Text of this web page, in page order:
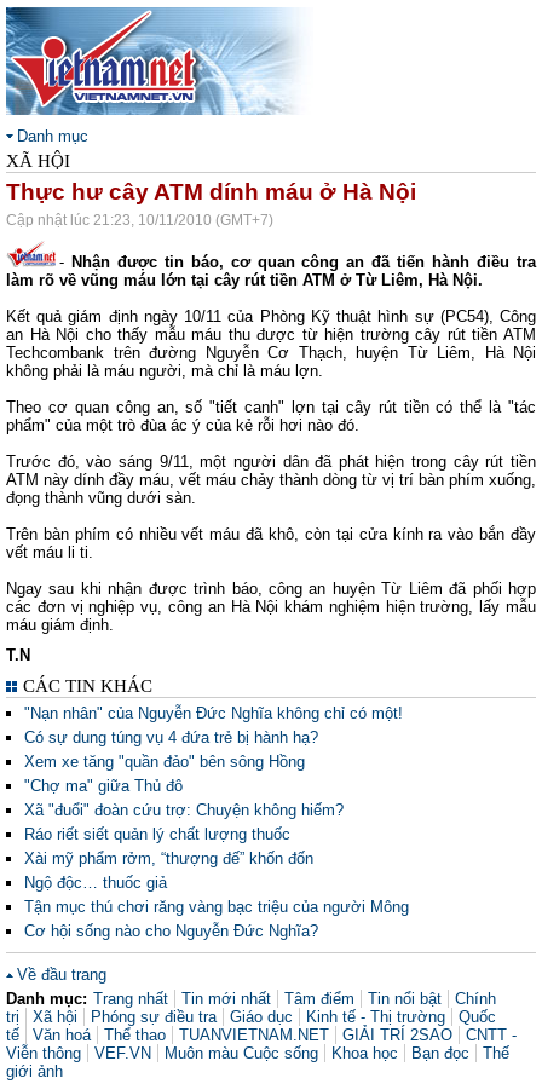
Danh mục
XÃ HỘI
Thực hư cây ATM dính máu ở Hà Nội
Cập nhật lúc 21:23, 10/11/2010 (GMT+7)
- Nhận được tin báo, cơ quan công an đã tiến hành điều tra
làm rõ về vũng máu lớn tại cây rút tiền ATM ở Từ Liêm, Hà Nội.
Kết quả giám định ngày 10/11 của Phòng Kỹ thuật hình sự (PC54), Công
an Hà Nội cho thấy mẫu máu thu được từ hiện trường cây rút tiền ATM
Techcombank trên đường Nguyễn Cơ Thạch, huyện Từ Liêm, Hà Nội
không phải là máu người, mà chỉ là máu lợn.
Theo cơ quan công an, số "tiết canh" lợn tại cây rút tiền có thể là "tác
phẩm" của một trò đùa ác ý của kẻ rỗi hơi nào đó.
Trước đó, vào sáng 9/11, một người dân đã phát hiện trong cây rút tiền
ATM này dính đầy máu, vết máu chảy thành dòng từ vị trí bàn phím xuống,
đọng thành vũng dưới sàn.
Trên bàn phím có nhiều vết máu đã khô, còn tại cửa kính ra vào bắn đầy
vết máu li ti.
Ngay sau khi nhận được trình báo, công an huyện Từ Liêm đã phối hợp
các đơn vị nghiệp vụ, công an Hà Nội khám nghiệm hiện trường, lấy mẫu
máu giám định.
T.N
CÁC TIN KHÁC
"Nạn nhân" của Nguyễn Đức Nghĩa không chỉ có một!
Có sự dung túng vụ 4 đứa trẻ bị hành hạ?
Xem xe tăng "quần đảo" bên sông Hồng
"Chợ ma" giữa Thủ đô
Xã "đuổi" đoàn cứu trợ: Chuyện không hiếm?
Ráo riết siết quản lý chất lượng thuốc
Xài mỹ phẩm rởm, “thượng đế” khốn đốn
Ngộ độc… thuốc giả
Tận mục thú chơi răng vàng bạc triệu của người Mông
Cơ hội sống nào cho Nguyễn Đức Nghĩa?
Về đầu trang
Danh mục: Trang nhất Tin mới nhất Tâm điểm Tin nổi bật
Chính
trị
Xã hội Phóng sự điều tra Giáo dục Kinh tế - Thị trường
Quốc
tế
Văn hoá Thể thao TUANVIETNAM.NET GIẢI TRÍ 2SAO
CNTT -
Viễn thông
VEF.VN Muôn màu Cuộc sống Khoa học Bạn đọc
Thế
giới ảnh